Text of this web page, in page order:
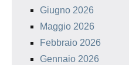
Giugno 2026
Maggio 2026
Febbraio 2026
Gennaio 2026